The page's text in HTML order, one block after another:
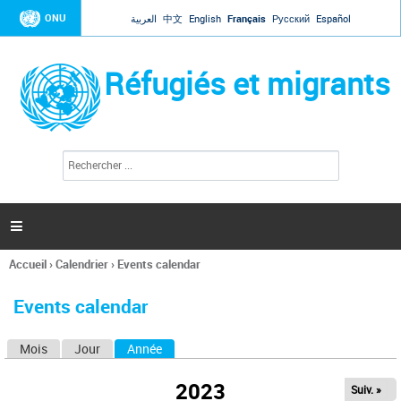
Jump to navigation
ONU العربية 中文 English Français Русский Español
Réfugiés et migrants
l
c
h
e

Vous
ici
Accueil›Calendrier› Events calendar
Events calendar
Mois Jour Année
2023 Suiv. »